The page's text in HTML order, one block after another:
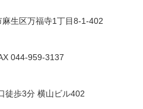
生区万福寺1丁目8-1-402
044-959-3137
徒歩3分 横山ビル402